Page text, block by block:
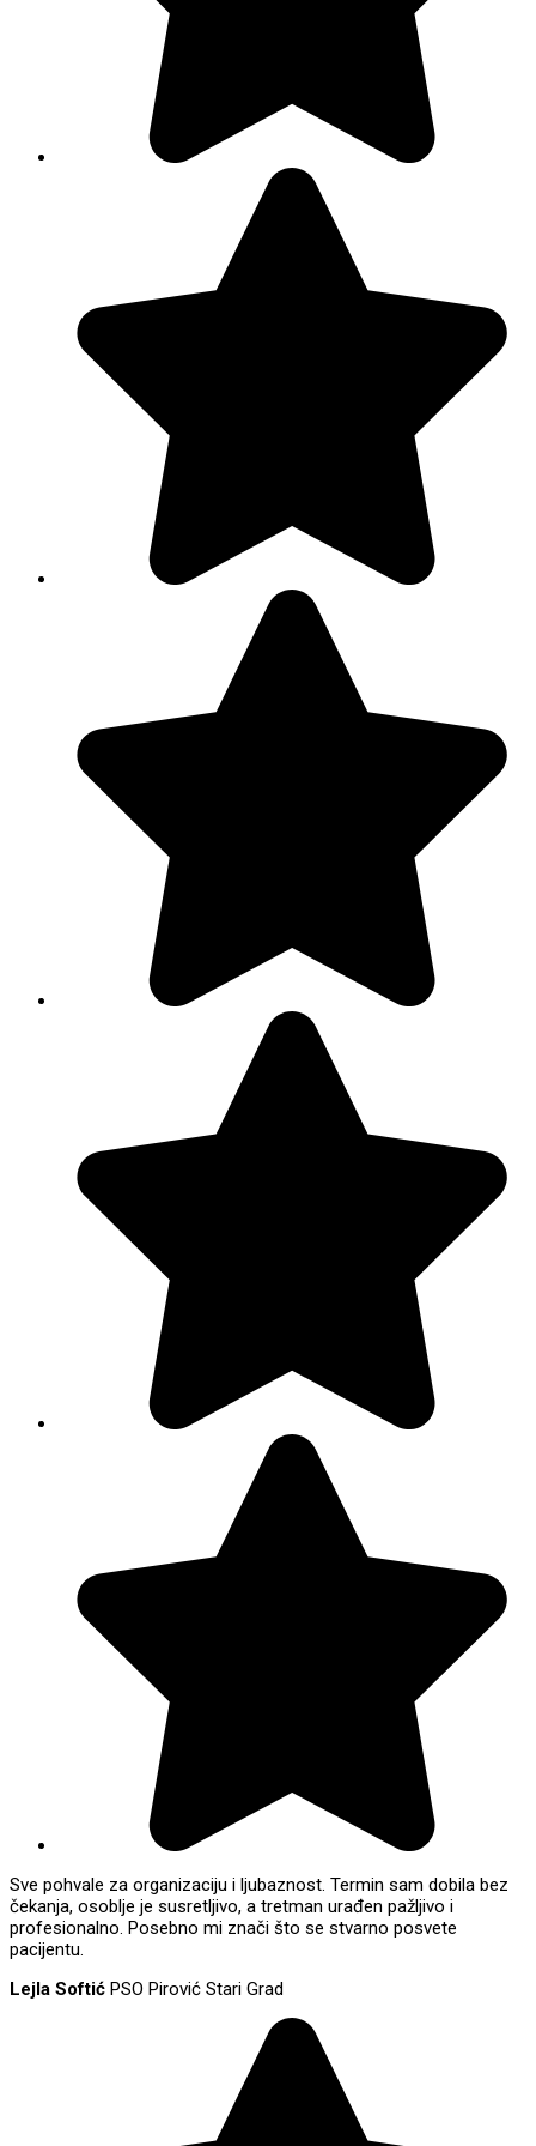
Sve pohvale za organizaciju i ljubaznost. Termin sam dobila bez
čekanja, osoblje je susretljivo, a tretman urađen pažljivo i
profesionalno. Posebno mi znači što se stvarno posvete
pacijentu.
Lejla Softić PSO Pirović Stari Grad